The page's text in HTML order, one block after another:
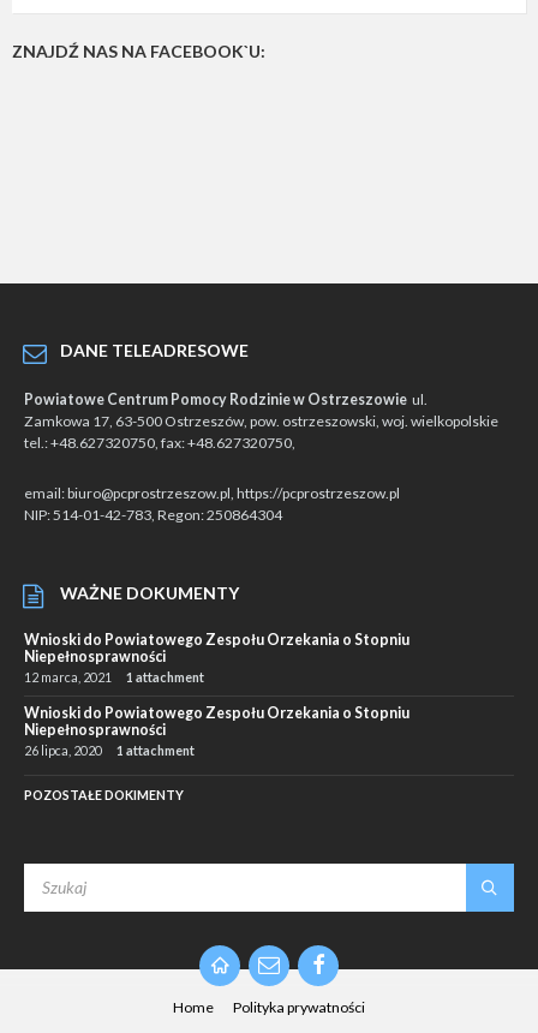
ZNAJDŹ NAS NA FACEBOOK`U:
DANE TELEADRESOWE
Powiatowe Centrum Pomocy Rodzinie w Ostrzeszowie ul.
Zamkowa 17, 63-500 Ostrzeszów, pow. ostrzeszowski, woj. wielkopolskie
tel.: +48.627320750, fax: +48.627320750,
email: biuro@pcprostrzeszow.pl, https://pcprostrzeszow.pl
NIP: 514-01-42-783, Regon: 250864304
WAŻNE DOKUMENTY
Wnioski do Powiatowego Zespołu Orzekania o Stopniu
Niepełnosprawności
12 marca, 2021 1 attachment
Wnioski do Powiatowego Zespołu Orzekania o Stopniu
Niepełnosprawności
26 lipca, 2020 1 attachment
POZOSTAŁE DOKIMENTY
EmailFacebook
Home Polityka prywatności